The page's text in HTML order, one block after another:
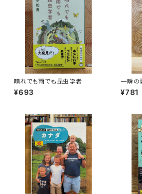
晴れでも雨でも昆虫学者
¥693
一瞬
¥781